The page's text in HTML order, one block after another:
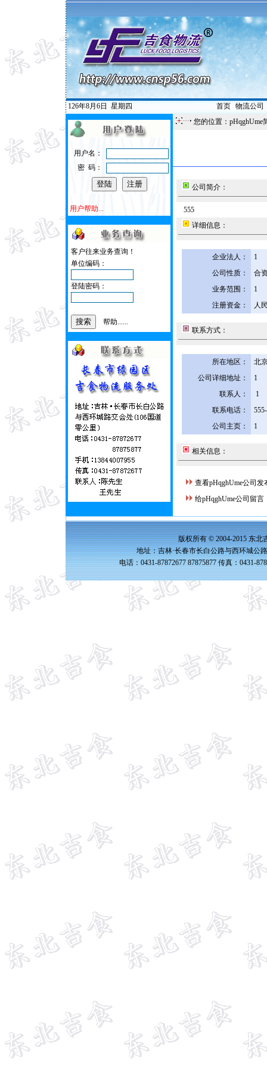
126年8月6日 星期四 首页| 物流公司
用户名：
密 码：
用户帮助...
客户往来业务查询！
单位编码：
登陆密码：
帮助......
您的位置：pHqghUme
公司简介：
555
详细信息：
企业法人：
1
公司性质：
合
业务范围：
1
注册资金：
人
联系方式：
所在地区：
北
公司详细地址：
1
联系人：
1
联系电话：
公司主页：
1
相关信息：
查看pHqghUme公司发
给pHqghUme公司留言
版权所有 © 2004-2015 东北
地址：吉林·长春市长白公路与西环城公
电话：0431-87872677 87875877 传真：0431-